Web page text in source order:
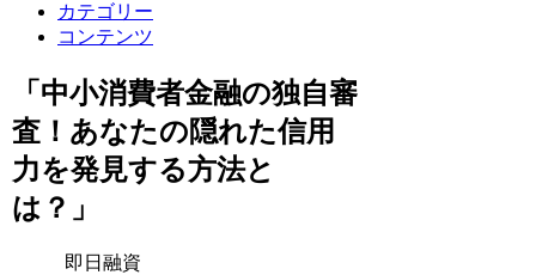
カテゴリー
コンテンツ
「中小消費者金融の独自審
査！あなたの隠れた信用
力を発見する方法と
は？」
即日融資